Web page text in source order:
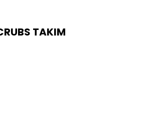
TAKIM